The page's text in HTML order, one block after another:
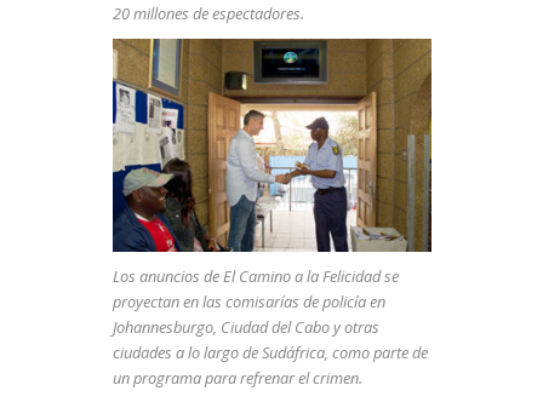
20 millones de espectadores.
Los anuncios de El Camino a la Felicidadse
proyectan en las comisarías de policía en
Johannesburgo, Ciudad del Cabo y otras
ciudades a lo largo de Sudáfrica, como parte de
un programa para refrenar el crimen.